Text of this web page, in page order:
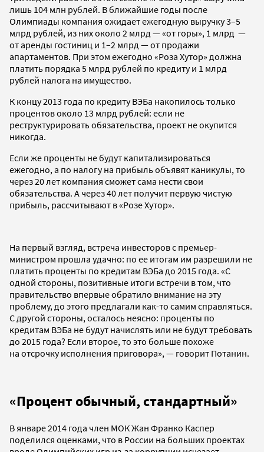
лишь 104 млн рублей. В ближайшие годы после
Олимпиады компания ожидает ежегодную выручку 3–5
млрд рублей, из них около 2 млрд — «от горы», 1 млрд —
от аренды гостиниц и 1–2 млрд — от продажи
апартаментов. При этом ежегодно «Роза Хутор» должна
платить порядка 5 млрд рублей по кредиту и 1 млрд
рублей налога на имущество.
К концу 2013 года по кредиту ВЭБа накопилось только
процентов около 13 млрд рублей: если не
реструктурировать обязательства, проект не окупится
никогда.
Если же проценты не будут капитализироваться
ежегодно, а по налогу на прибыль объявят каникулы, то
через 20 лет компания сможет сама нести свои
обязательства. А через 40 лет получит первую чистую
прибыль, рассчитывают в «Розе Хутор».
На первый взгляд, встреча инвесторов с премьер-
министром прошла удачно: по ее итогам им разрешили не
платить проценты по кредитам ВЭБа до 2015 года. «С
одной стороны, позитивные итоги встречи в том, что
правительство впервые обратило внимание на эту
проблему, до этого предлагали как-то самим справляться.
С другой стороны, осталось неясно: проценты по
кредитам ВЭБа не будут начислять или не будут требовать
до 2015 года? Если второе, то это больше похоже
на отсрочку исполнения приговора», — говорит Потанин.
«Процент обычный, стандартный»
В январе 2014 года член МОК Жан Франко Каспер
поделился оценками, что в России на больших проектах